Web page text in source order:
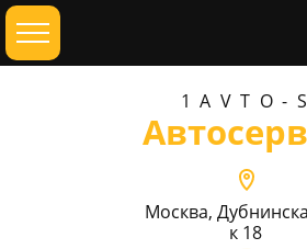
1AVTO-S
Москва,
к 18